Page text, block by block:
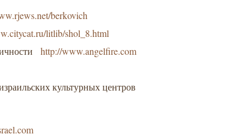
berkovich
litlib/shol_8.html
http://www.angelfire.com
культурных центров